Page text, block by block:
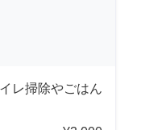
レ掃除やごはん